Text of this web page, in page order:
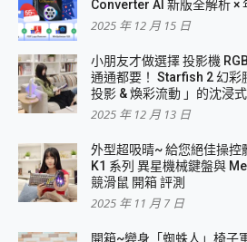
Converter AI 新版全解析 ×
2025 年 12 月 15 日
小朋友才做選擇 投影機
通通都要！ Starfish 2 幻彩
投影 & 煥彩流動 」的沈浸
2025 年 12 月 13 日
外型超吸晴~ 給您絕佳操
K1 系列 異星機械鍵盤與
競滑鼠 開箱 評測
2025 年 11 月 7 日
開箱~變身「蜘蛛人」椅子